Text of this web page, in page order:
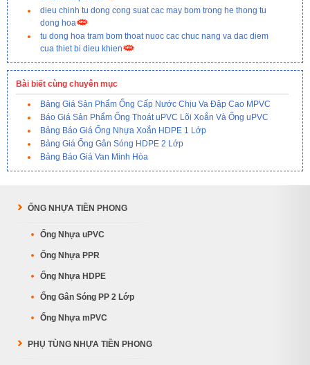
dieu chinh tu dong cong suat cac may bom trong he thong tu
dong hoa
tu dong hoa tram bom thoat nuoc cac chuc nang va dac diem
cua thiet bi dieu khien
Bài biết cùng chuyên mục
Bảng Giá Sản Phẩm Ống Cấp Nước Chịu Va Đập Cao MPVC
Báo Giá Sản Phẩm Ống Thoát uPVC Lõi Xoắn Và Ống uPVC
Bảng Báo Giá Ống Nhựa Xoắn HDPE 1 Lớp
Bảng Giá Ống Gân Sóng HDPE 2 Lớp
Bảng Báo Giá Van Minh Hòa
ỐNG NHỰA TIỀN PHONG
Ống Nhựa uPVC
Ống Nhựa PPR
Ống Nhựa HDPE
Ống Gân Sóng PP 2 Lớp
Ống Nhựa mPVC
PHỤ TÙNG NHỰA TIỀN PHONG